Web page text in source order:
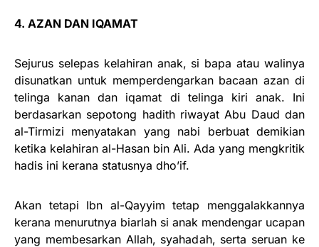
4. AZAN DAN IQAMAT
Sejurus selepas kelahiran anak, si bapa atau walinya
disunatkan untuk memperdengarkan bacaan azan di
telinga kanan dan iqamat di telinga kiri anak. Ini
berdasarkan sepotong hadith riwayat Abu Daud dan
al-Tirmizi menyatakan yang nabi berbuat demikian
ketika kelahiran al-Hasan bin Ali. Ada yang mengkritik
hadis ini kerana statusnya dho’if.
Akan tetapi Ibn al-Qayyim tetap menggalakkannya
kerana menurutnya biarlah si anak mendengar ucapan
yang membesarkan Allah, syahadah, serta seruan ke